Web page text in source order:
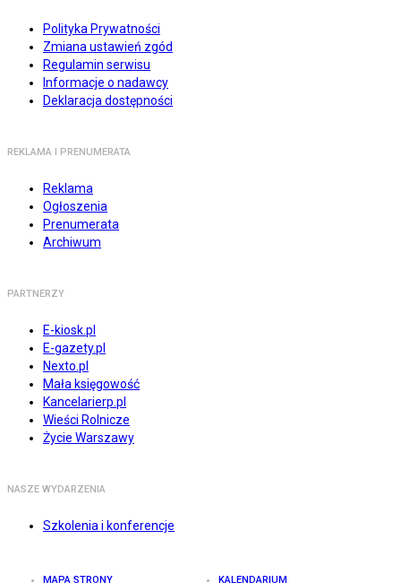
Polityka Prywatności
Zmiana ustawień zgód
Regulamin serwisu
Informacje o nadawcy
Deklaracja dostępności
REKLAMA I PRENUMERATA
Reklama
Ogłoszenia
Prenumerata
Archiwum
PARTNERZY
E-kiosk.pl
E-gazety.pl
Nexto.pl
Mała księgowość
Kancelarierp.pl
Wieści Rolnicze
Życie Warszawy
NASZE WYDARZENIA
Szkolenia i konferencje
MAPA STRONY KALENDARIUM